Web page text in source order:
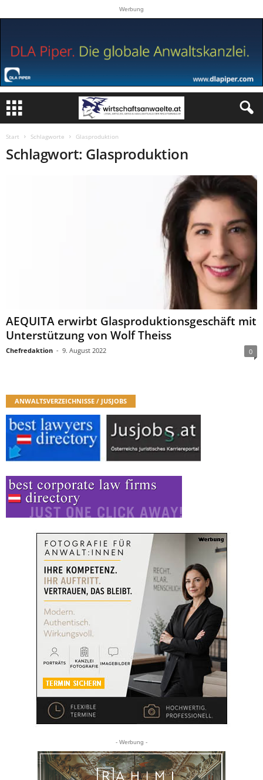
Werbung
Start Schlagworte Glasproduktion
Schlagwort: Glasproduktion
AEQUITA erwirbt Glasproduktionsgeschäft mit
Unterstützung von Wolf Theiss
Chefredaktion - 9. August 2022 0
ANWALTSVERZEICHNISSE / JUSJOBS
- Werbung -